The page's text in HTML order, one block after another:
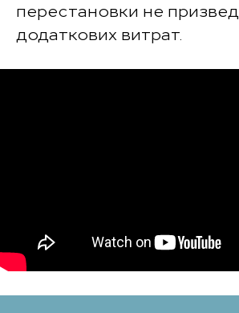
перестановки не
додаткових витрат.